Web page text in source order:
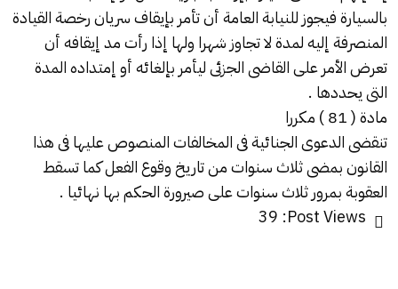
بالسيارة فيجوز للنيابة العامة أن تأمر بإيقاف سريان رخصة القيادة
المنصرفة إليه لمدة لا تجاوز شهرا ولها إذا رأت مد إيقافه أن
تعرض الأمر على القاضى الجزئى ليأمر بإلغائه أو إمتداده المدة
التى يحددها .
مادة ( 81 ) مكررا
تنقضى الدعوى الجنائية فى المخالفات المنصوص عليها فى هذا
القانون بمضى ثلاث سنوات من تاريخ وقوع الفعل كما تسقط
العقوبة بمرور ثلاث سنوات على صيرورة الحكم بها نهائيا .
Post Views:
39